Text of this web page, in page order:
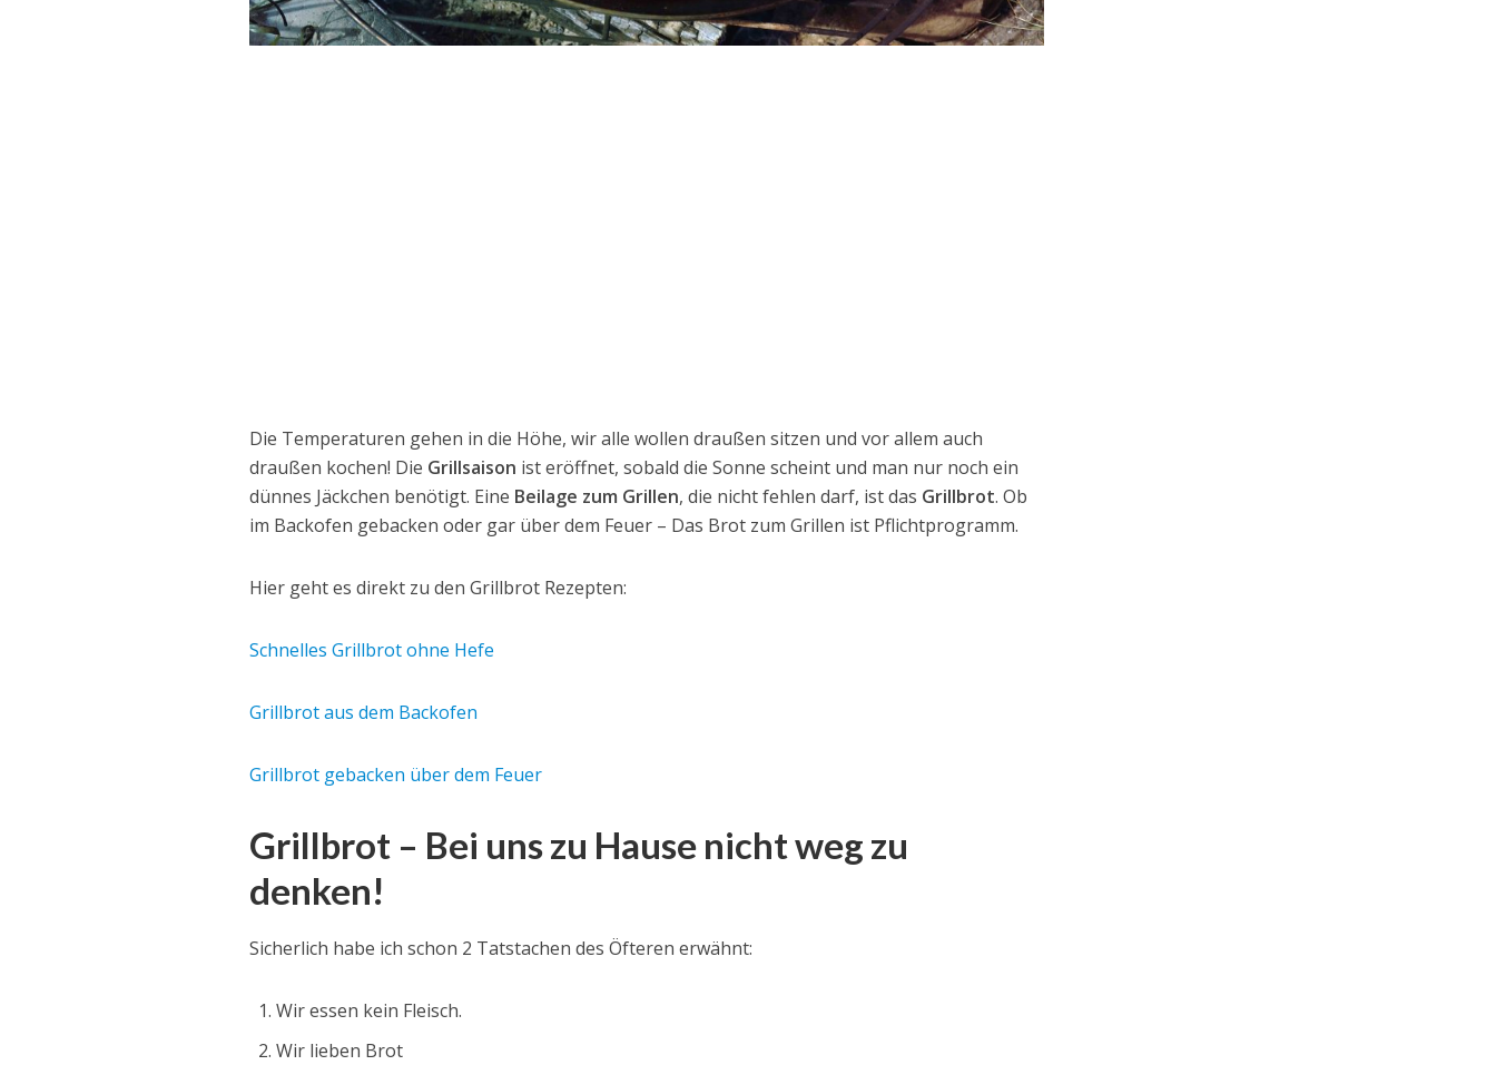
Die Temperaturen gehen in die Höhe, wir alle wollen draußen sitzen und vor allem auch
draußen kochen! Die Grillsaison ist eröffnet, sobald die Sonne scheint und man nur noch ein
dünnes Jäckchen benötigt. Eine Beilage zum Grillen, die nicht fehlen darf, ist das Grillbrot. Ob
im Backofen gebacken oder gar über dem Feuer – Das Brot zum Grillen ist Pflichtprogramm.
Hier geht es direkt zu den Grillbrot Rezepten:
Schnelles Grillbrot ohne Hefe
Grillbrot aus dem Backofen
Grillbrot gebacken über dem Feuer
Grillbrot – Bei uns zu Hause nicht weg zu
denken!
Sicherlich habe ich schon 2 Tatstachen des Öfteren erwähnt:
Wir essen kein Fleisch.
Wir lieben Brot